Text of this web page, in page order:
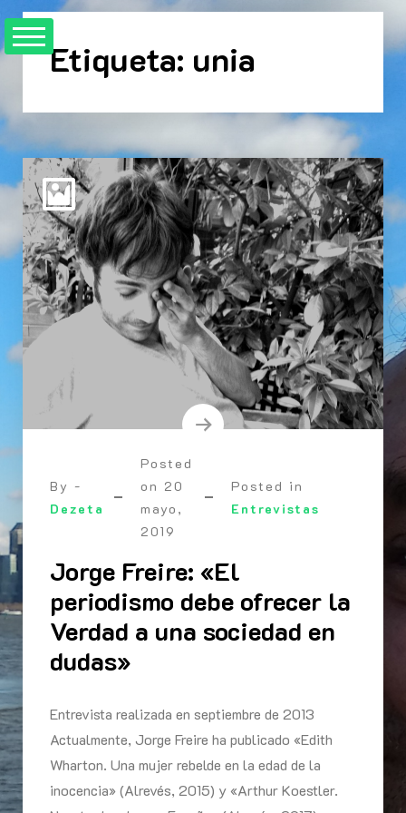
Skip
to
Etiqueta: unia
By -
Dezeta
Posted
on 20
mayo,
2019
Posted in
Entrevistas
Jorge Freire: «El
periodismo debe ofrecer la
Verdad a una sociedad en
dudas»
Entrevista realizada en septiembre de 2013
Actualmente, Jorge Freire ha publicado «Edith
Wharton. Una mujer rebelde en la edad de la
inocencia» (Alrevés, 2015) y «Arthur Koestler.